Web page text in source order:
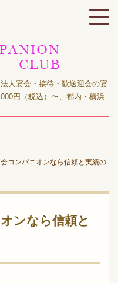
人宴会・接待・歓送迎会の宴
円（税込）〜、都内・横浜
コンパニオンなら信頼と実績の
ンなら信頼と